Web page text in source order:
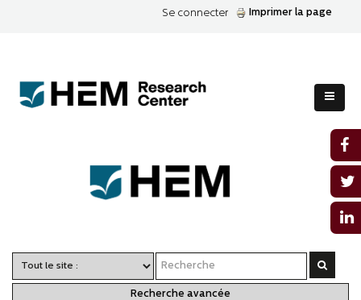
Se connecter Imprimer la page
Recherche avancée